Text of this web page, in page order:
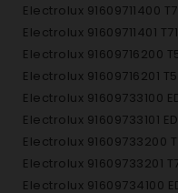
Electrolux 91609711400
Electrolux 91609711401
Electrolux 91609716200
Electrolux 91609716201
Electrolux 91609733100
Electrolux 91609733101
Electrolux 91609733200
Electrolux 91609733201
Electrolux 91609734100